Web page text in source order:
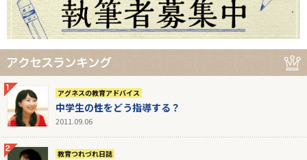
アグネスの教育アドバイス
中学生の性をどう指導する？
2011.09.06
教育つれづれ日誌